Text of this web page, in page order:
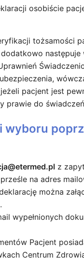
osobiście
tożsamości
pacjent jest
prawie do
wyboru
z
na adres
można
wypełnionych
Pacjent
Centrum